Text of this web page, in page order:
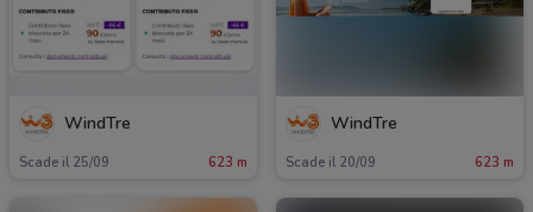
WindTre
Scade il 25/09 623 m
WindTre
Scade il 20/09 623 m